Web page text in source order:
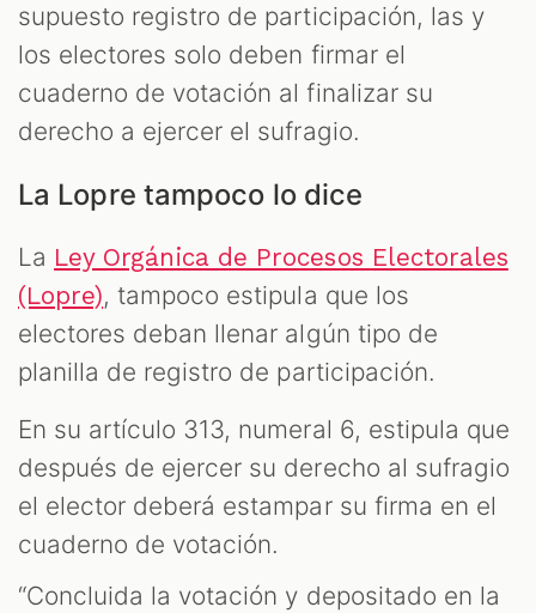
supuesto registro de participación, las y
los electores solo deben firmar el
cuaderno de votación al finalizar su
derecho a ejercer el sufragio.
La Lopre tampoco lo dice
La Ley Orgánica de Procesos Electorales
(Lopre), tampoco estipula que los
electores deban llenar algún tipo de
planilla de registro de participación.
En su artículo 313, numeral 6, estipula que
después de ejercer su derecho al sufragio
el elector deberá estampar su firma en el
cuaderno de votación.
“Concluida la votación y depositado en la